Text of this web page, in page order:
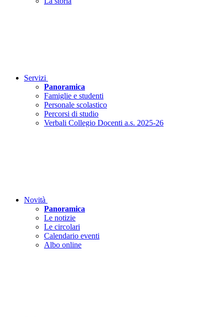
Servizi
Panoramica
Famiglie e studenti
Personale scolastico
Percorsi di studio
Verbali Collegio Docenti a.s. 2025-26
Novità
Panoramica
Le notizie
Le circolari
Calendario eventi
Albo online